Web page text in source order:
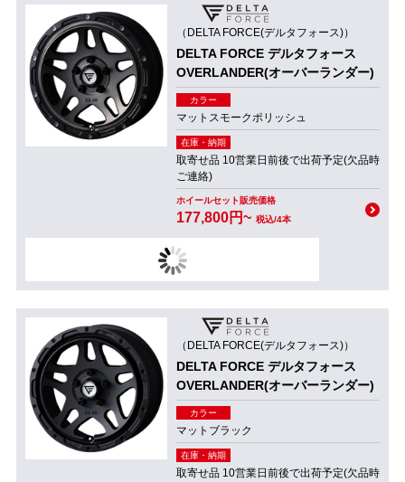
（DELTA FORCE(デルタフォース)）
DELTA FORCE デルタフォース
OVERLANDER(オーバーランダー)
カラー
マットスモークポリッシュ
在庫・納期
取寄せ品 10営業日前後で出荷予定(欠品時
ご連絡)
ホイールセット販売価格
177,800円~ 税込/4本
（DELTA FORCE(デルタフォース)）
DELTA FORCE デルタフォース
OVERLANDER(オーバーランダー)
カラー
マットブラック
在庫・納期
取寄せ品 10営業日前後で出荷予定(欠品時